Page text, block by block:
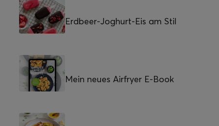
Erdbeer-Joghurt-Eis am Stil
Mein neues Airfryer E-Book